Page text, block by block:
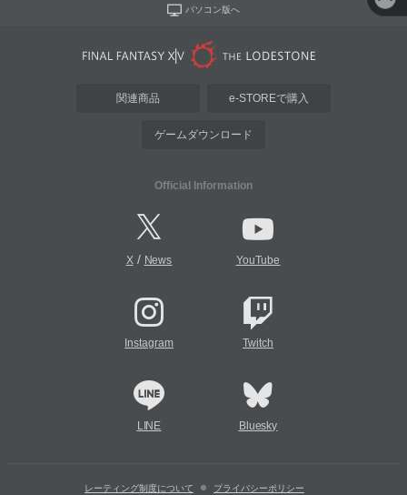
パソコン版へ
関連商品 e-STOREで購入
ゲームダウンロード
Official Information
X/ News YouTube
Instagram Twitch
LINE Bluesky
レーティング制度について プライバシーポリシー